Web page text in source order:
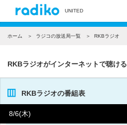
UNITED
ホーム ラジコの放送局一覧 RKBラジオ
RKBラジオがインターネットで聴ける
RKBラジオの番組表
8/6(木)